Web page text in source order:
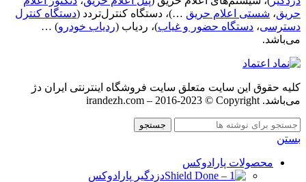
حریق، شستی اعلام حریق …)، دستگاه کنترل‌تردد (دستگاه کنترل
دسترسی، دستگاه حضور و غیاب)، ردیاب (ردیاب خودرو) …
می‌باشد.
کليه حقوق اين سايت متعلق سایت فروشگاه اینترنتی ایران دژ
می‌باشد. irandezh.com – 2016-2023 © Copyright
جستجو
بستن
محصولات پارادوکس
دزدگیر پارادوکس